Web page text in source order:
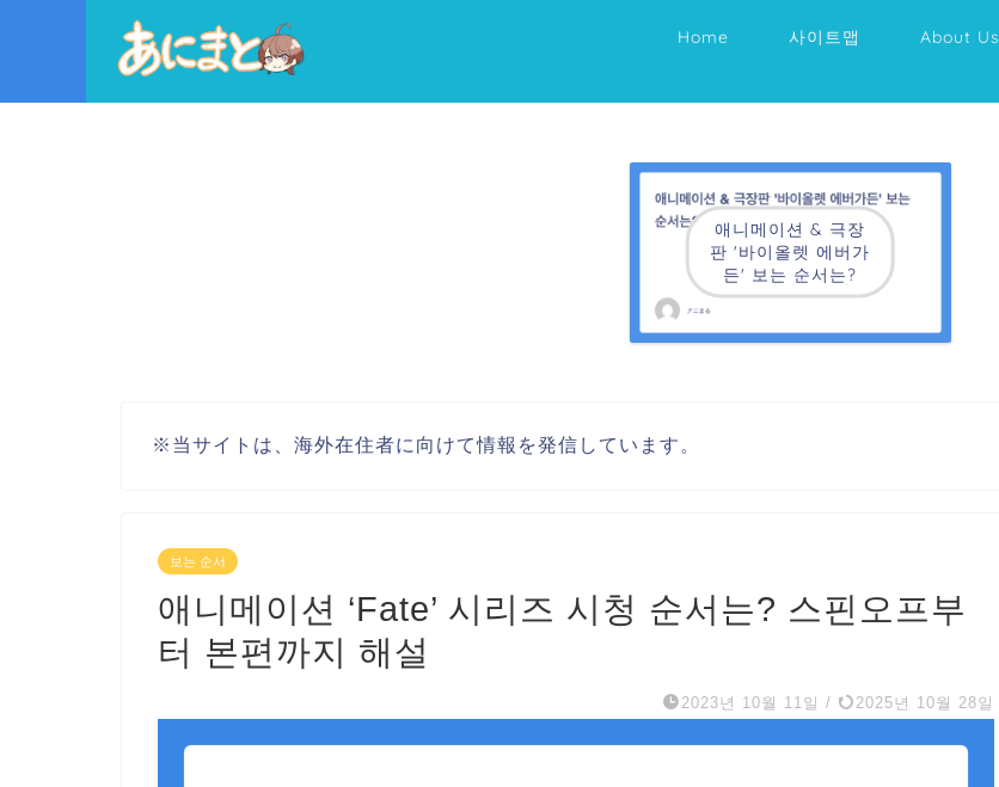
Home 사이트맵 About Us
애니메이션 & 극장
판 '바이올렛 에버가
든' 보는 순서는?
※当サイトは、海外在住者に向けて情報を発信しています。
보는 순서
애니메이션 ‘Fate’ 시리즈 시청 순서는? 스핀오프부
터 본편까지 해설
2023년 10월 11일 / 2025년 10월 28일